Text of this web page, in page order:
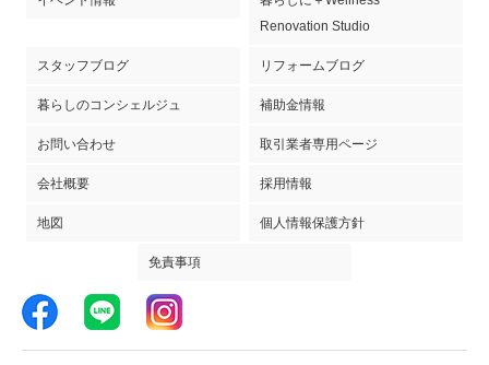
Renovation Studio
スタッフブログ リフォームブログ
暮らしのコンシェルジュ 補助金情報
お問い合わせ 取引業者専用ページ
会社概要 採用情報
地図 個人情報保護方針
免責事項